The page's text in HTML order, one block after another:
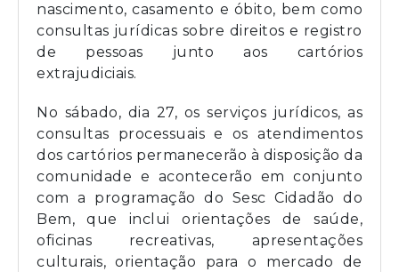
nascimento, casamento e óbito, bem como
consultas jurídicas sobre direitos e registro
de pessoas junto aos cartórios
extrajudiciais.
No sábado, dia 27, os serviços jurídicos, as
consultas processuais e os atendimentos
dos cartórios permanecerão à disposição da
comunidade e acontecerão em conjunto
com a programação do Sesc Cidadão do
Bem, que inclui orientações de saúde,
oficinas recreativas, apresentações
culturais, orientação para o mercado de